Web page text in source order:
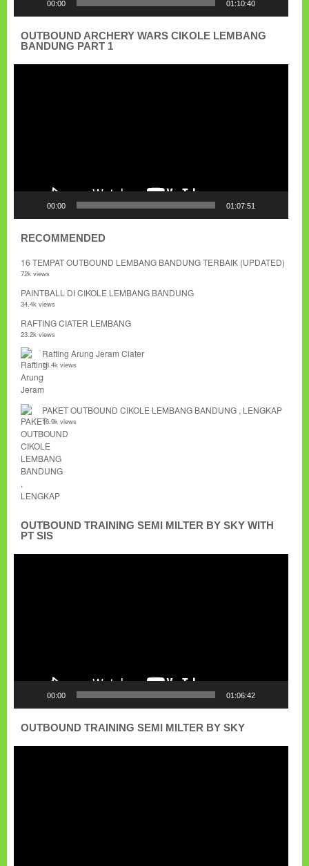
00:00 01:10:40
OUTBOUND ARCHERY WARS CIKOLE LEMBANG
BANDUNG PART 1
00:00 01:07:51
RECOMMENDED
16 TEMPAT OUTBOUND LEMBANG BANDUNG TERBAIK (UPDATED)
72k views
PAINTBALL DI CIKOLE LEMBANG BANDUNG
34.4k views
RAFTING CIATER LEMBANG
23.2k views
Rafting Arung Jeram Ciater
18.4k views
PAKET OUTBOUND CIKOLE LEMBANG BANDUNG , LENGKAP
16.9k views
OUTBOUND TRAINING SEMI MILTER BY SKY WITH
PT SIS
00:00 01:06:42
OUTBOUND TRAINING SEMI MILTER BY SKY